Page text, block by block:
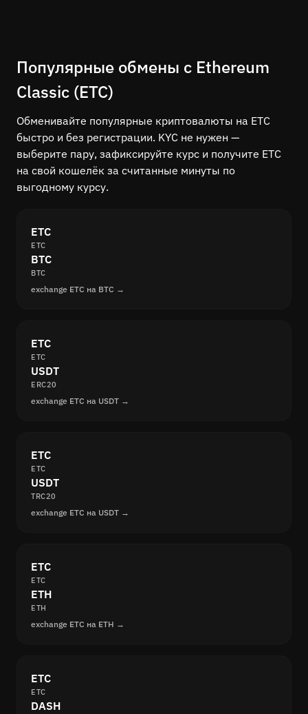
Популярные обмены с Ethereum
Classic (ETC)
Обменивайте популярные криптовалюты на ETC
быстро и без регистрации. KYC не нужен —
выберите пару, зафиксируйте курс и получите ETC
на свой кошелёк за считанные минуты по
выгодному курсу.
ETC
ETC
BTC
BTC
exchange ETC на BTC →
ETC
ETC
USDT
ERC20
exchange ETC на USDT →
ETC
ETC
USDT
TRC20
exchange ETC на USDT →
ETC
ETC
ETH
ETH
exchange ETC на ETH →
ETC
ETC
DASH